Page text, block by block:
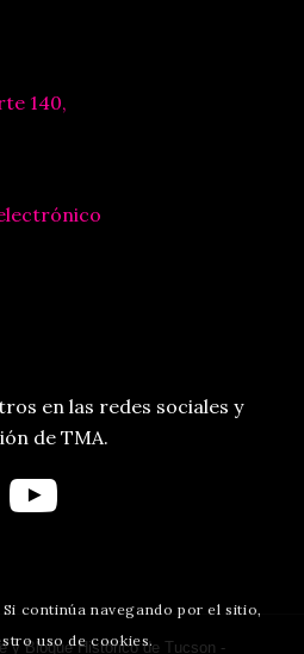
140,
en las redes sociales y
de TMA.
y Bloque Histórico de Tucson -
continúa navegando por el sitio,
uso de cookies.